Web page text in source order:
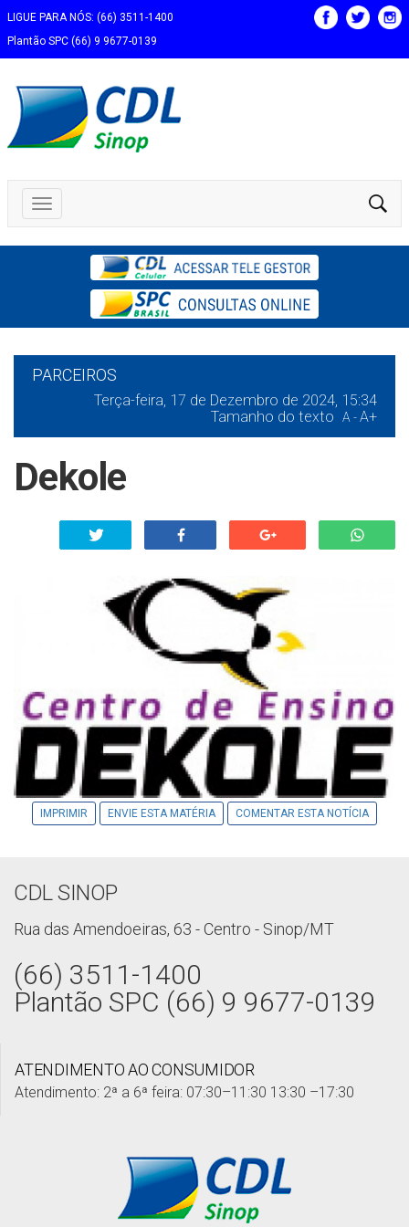
LIGUE PARA NÓS: (66) 3511-1400
Plantão SPC (66) 9 9677-0139
PARCEIROS
Terça-feira, 17 de Dezembro de 2024, 15:34
Tamanho do texto
A -A+
Dekole
IMPRIMIR ENVIE ESTA MATÉRIA COMENTAR ESTA NOTÍCIA
CDL SINOP
Rua das Amendoeiras, 63 - Centro - Sinop/MT
(66) 3511-1400
Plantão SPC (66) 9 9677-0139
ATENDIMENTO AO CONSUMIDOR
Atendimento: 2ª a 6ª feira: 07:30–11:30 13:30 –17:30